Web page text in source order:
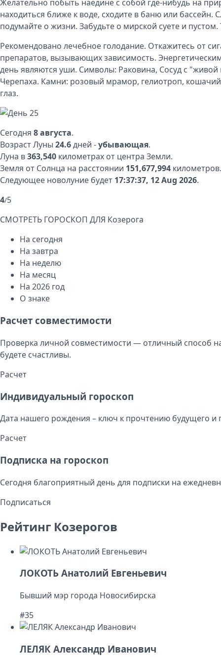
Желательно побыть наедине с собой где-нибудь на
находиться ближе к воде, сходите в баню или бассейн.
подумайте о жизни. Забудьте о мирской суете и
Рекомендовано лечебное голодание. Откажитесь от
препаратов, вызывающих зависимость.
день являются уши. Символы: Раковина, Сосуд с
Черепаха. Камни: розовый мрамор, гелиотроп,
глаз.
Сегодня 8 августа.
Возраст Луны 24.6дней -убывающая.
Луна в363,540 километрах от центра Земли.
Земля от Солнца на расстоянии 151,677,994 километров.
Следующее новолуние будет 17:37:37, 12 Aug 2026.
4/5
СМОТРЕТЬ ГОРОСКОП ДЛЯ Козерога
На сегодня
На завтра
На неделю
На месяц
На 2026 год
О знаке
Расчет совместимости
Проверка личной совместимости — отличный способ
будете счастливы.
Расчет
Индивидуальный гороскоп
Дата нашего рождения – ключ к прочтению будущего и
Расчет
Подписка на гороскоп
Сегодня благоприятный день для подписки на
Подписаться
Рейтинг Козерогов
ЛОКОТЬ Анатолий Евгеньевич
Бывший мэр города Новосибирска
#35
ЛЕЛЯК Александр Иванович